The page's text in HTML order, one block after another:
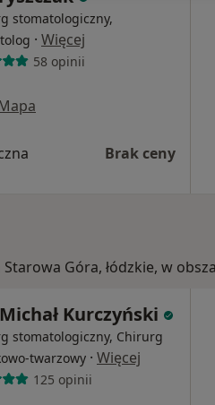
stomatologiczny,
· Więcej
58 opinii
Brak ceny
Góra, łódzkie, w
Kurczyński
stomatologiczny, Chirurg
twarzowy · Więcej
125 opinii